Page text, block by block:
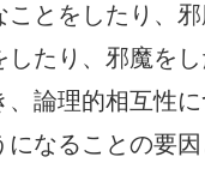
ことをしたり、
したり、邪魔を
、論理的相互性
になることの要因